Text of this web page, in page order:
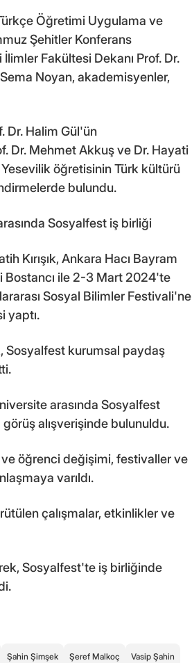
Öğretimi Uygulama ve
Şehitler Konferans
Fakültesi Dekanı Prof. Dr.
Noyan, akademisyenler,
Dr. Halim Gül'ün
Dr. Mehmet Akkuş ve Dr. Hayati
öğretisinin Türk kültürü
bulundu.
Sosyalfest iş birliği
Kırışık, Ankara Hacı Bayram
Bostancı ile 2-3 Mart 2024'te
Sosyal Bilimler Festivali'ne
yaptı.
Sosyalfest kurumsal paydaş
arasında Sosyalfest
alışverişinde bulunuldu.
öğrenci değişimi, festivaller ve
varıldı.
çalışmalar, etkinlikler ve
Sosyalfest'te iş birliğinde
Şahin Şimşek Şeref Malkoç Vasip Şahin